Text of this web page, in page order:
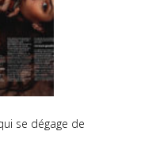
se dégage de